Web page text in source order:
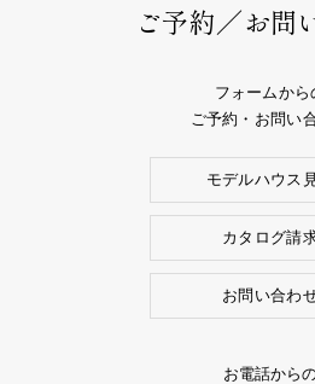
ご予約／お問
フォームから
ご予約・お問い
モデルハウス
カタログ請
お問い合わ
お電話から